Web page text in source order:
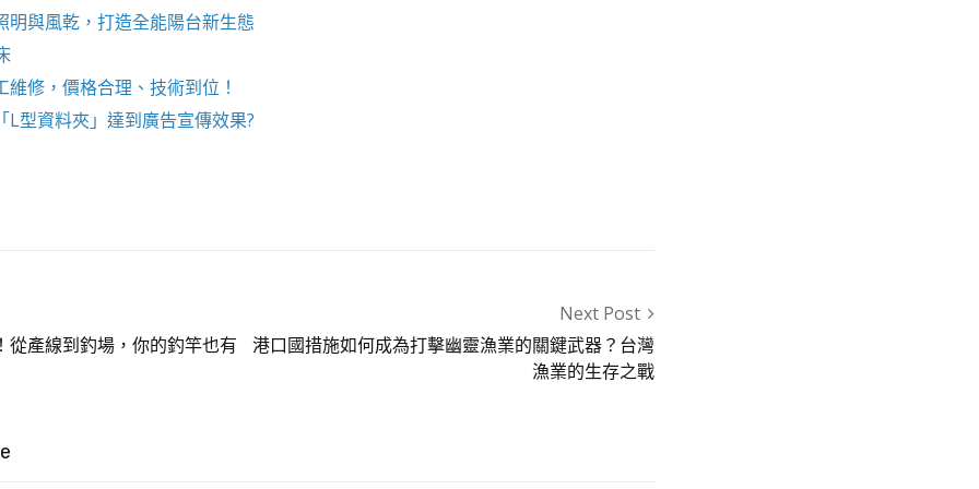
明與風乾，打造全能陽台新生態
維修，價格合理、技術到位！
L型資料夾」達到廣告宣傳效果?
從產線到釣場，你的釣竿也有
Next Post
港口國措施如何成為打擊幽靈漁業的關鍵武器？台灣
漁業的生存之戰